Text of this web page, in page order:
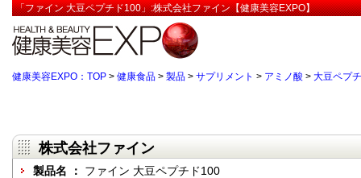
「ファイン 大豆ペプチド100」:株式会社ファイン【健康美容EXPO】
健康美容EXPO：TOP > 健康食品 > 製品 > サプリメント > アミノ酸 > 大豆ペプ
株式会社ファイン
製品名 ： ファイン 大豆ペプチド100